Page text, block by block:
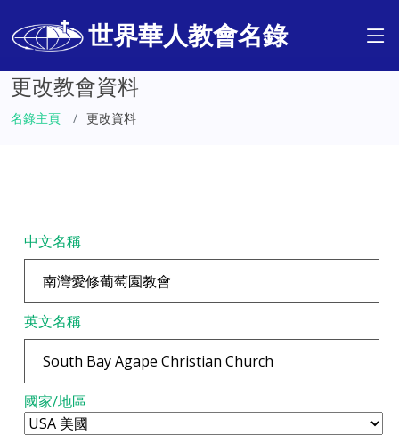
世界華人教會名錄
更改教會資料
名錄主頁 更改資料
中文名稱
英文名稱
國家/地區